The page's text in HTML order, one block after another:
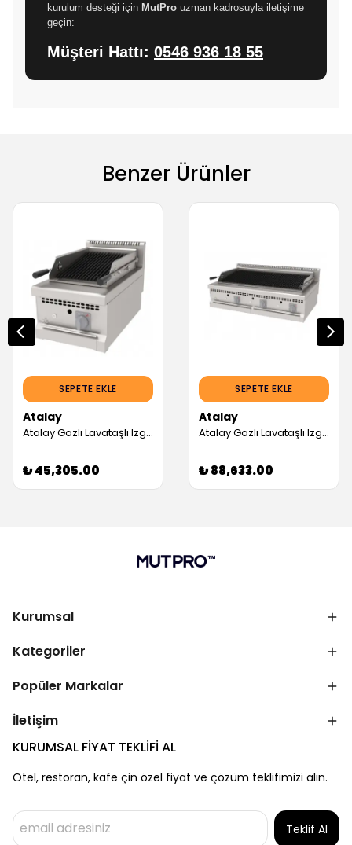
kurulum desteği için MutPro uzman kadrosuyla iletişime
geçin:
Müşteri Hattı: 0546 936 18 55
Benzer Ürünler
SEPETE EKLE
Atalay
Atalay Gazlı Lavataşlı Izgara, 40x70 cm (Servis Garantili)
₺ 45,305.00
SEPETE EKLE
Atalay
Atalay Gazlı Lavataşlı Izgara, 120x70 cm (Servis Garantili)
₺ 88,633.00
Kurumsal
Kategoriler
Popüler Markalar
İletişim
KURUMSAL FİYAT TEKLİFİ AL
Otel, restoran, kafe çin özel fiyat ve çözüm teklifimizi alın.
Teklif Al